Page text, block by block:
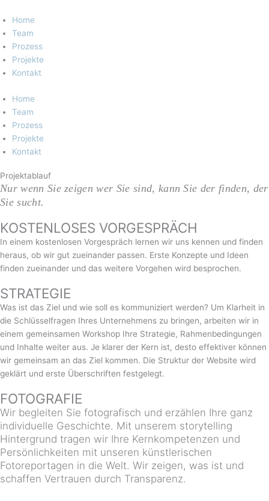
Inhalt
springen
Home
Team
Prozess
Projekte
Kontakt
Home
Team
Prozess
Projekte
Kontakt
Projektablauf
Nur wenn Sie zeigen wer Sie sind, kann Sie der finden, der
Sie sucht.
KOSTENLOSES VORGESPRÄCH
In einem kostenlosen Vorgespräch lernen wir uns kennen und finden
heraus, ob wir gut zueinander passen. Erste Konzepte und Ideen
finden zueinander und das weitere Vorgehen wird besprochen.
STRATEGIE
Was ist das Ziel und wie soll es kommuniziert werden? Um Klarheit in
die Schlüsselfragen Ihres Unternehmens zu bringen, arbeiten wir in
einem gemeinsamen Workshop Ihre Strategie, Rahmenbedingungen
und Inhalte weiter aus. Je klarer der Kern ist, desto effektiver können
wir gemeinsam an das Ziel kommen. Die Struktur der Website wird
geklärt und erste Überschriften festgelegt.
FOTOGRAFIE
Wir begleiten Sie fotografisch und erzählen Ihre ganz
individuelle Geschichte. Mit unserem storytelling
Hintergrund tragen wir Ihre Kernkompetenzen und
Persönlichkeiten mit unseren künstlerischen
Fotoreportagen in die Welt. Wir zeigen, was ist und
schaffen Vertrauen durch Transparenz.